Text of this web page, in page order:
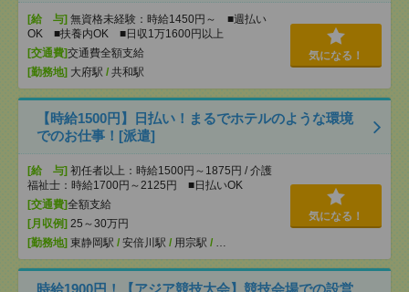
[給 与] 無資格未経験：時給1450円～ ■週払い
OK ■扶養内OK ■日収1万1600円以上
[交通費]交通費全額支給
[勤務地] 大府駅 / 共和駅
気になる！
【時給1500円】日払い！まるでホテルのような環境
でのお仕事！[派遣]
[給 与] 初任者以上：時給1500円～1875円 / 介護
福祉士：時給1700円～2125円 ■日払いOK
[交通費]全額支給
[月収例] 25～30万円
[勤務地] 東静岡駅 / 安倍川駅 / 用宗駅 / …
気になる！
時給1900円！【アジア競技大会】競技会場での設営